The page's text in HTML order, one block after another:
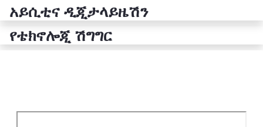
አይሲቲና ዲጂታላይዜሽን
የቴክኖሎጂ ሽግግር